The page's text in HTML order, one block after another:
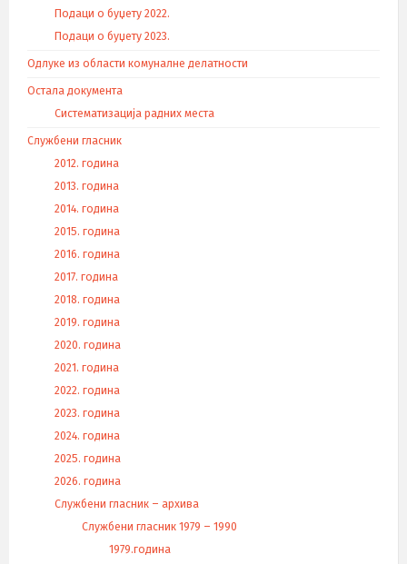
Подаци о буџету 2022.
Подаци о буџету 2023.
Одлуке из области комуналне делатности
Остала документа
Систематизација радних места
Службени гласник
2012. година
2013. година
2014. година
2015. година
2016. година
2017. година
2018. година
2019. година
2020. година
2021. година
2022. година
2023. година
2024. година
2025. година
2026. година
Службени гласник – архива
Службени гласник 1979 – 1990
1979.година